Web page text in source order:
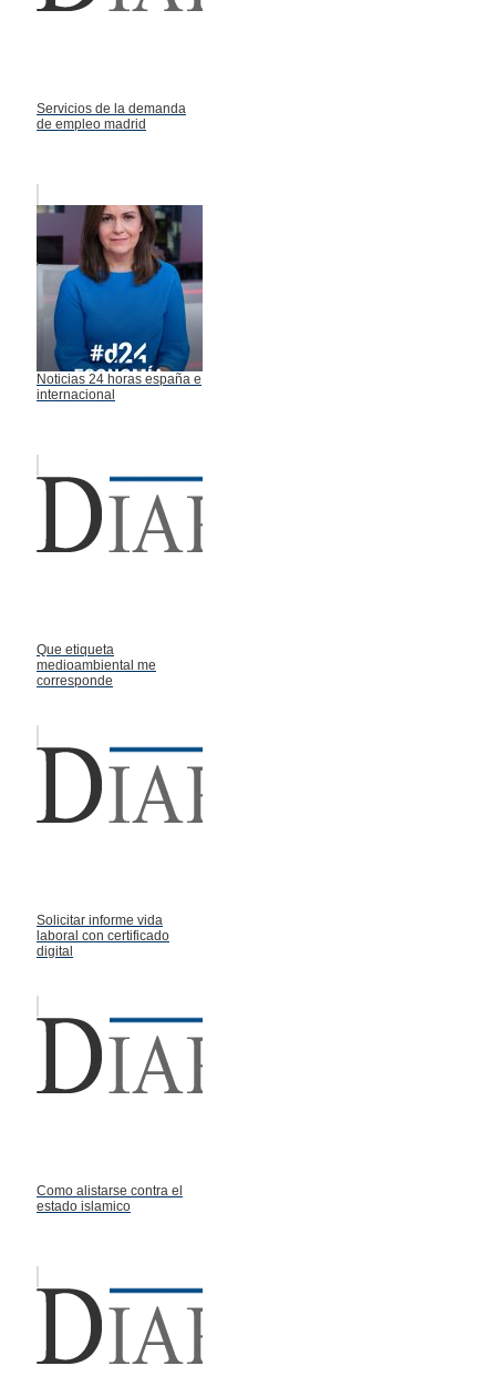
Servicios de la demanda
de empleo madrid
Noticias 24 horas españa e
internacional
Que etiqueta
medioambiental me
corresponde
Solicitar informe vida
laboral con certificado
digital
Como alistarse contra el
estado islamico